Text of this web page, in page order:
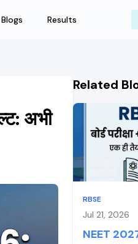
Blogs Results
अभी
Related
RBSE
Jul 21, 2026
NEET